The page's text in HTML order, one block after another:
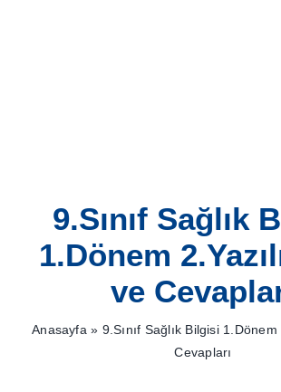
9.Sınıf Sağlık
1.Dönem
ve
Anasayfa » 9.Sınıf Sağlık Bilgisi 1.Dönem
Cevapları